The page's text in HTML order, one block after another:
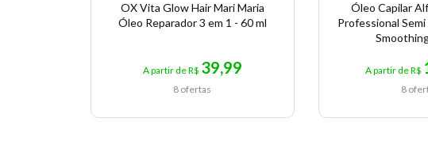
OX Vita Glow Hair Mari Maria
Óleo Reparador 3 em 1 - 60 ml
A partir de R$ 39,99
8 ofertas
Óleo Capilar
Professional
A partir de R$
8